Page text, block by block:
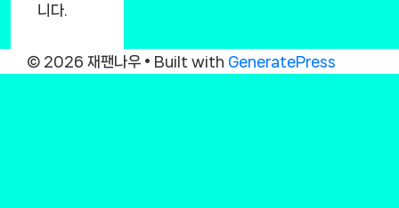
니다.
© 2026 재팬나우 • Built with GeneratePress